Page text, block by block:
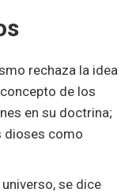
rechaza la idea
de los
en su doctrina;
dioses como
se dice